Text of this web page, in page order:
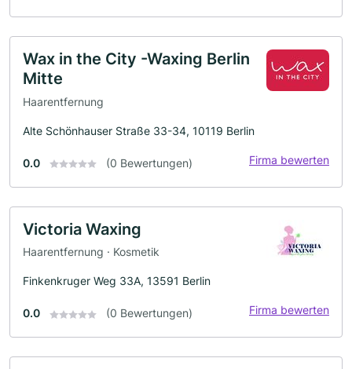
Wax in the City -Waxing Berlin
Mitte
Haarentfernung
Alte Schönhauser Straße 33-34, 10119 Berlin
0.0 (0 Bewertungen) Firma bewerten
Victoria Waxing
Haarentfernung · Kosmetik
Finkenkruger Weg 33A, 13591 Berlin
0.0 (0 Bewertungen) Firma bewerten